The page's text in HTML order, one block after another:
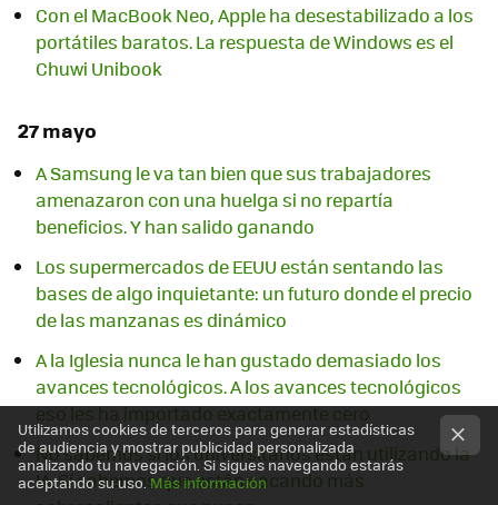
Con el MacBook Neo, Apple ha desestabilizado a los
portátiles baratos. La respuesta de Windows es el
Chuwi Unibook
27 mayo
A Samsung le va tan bien que sus trabajadores
amenazaron con una huelga si no repartía
beneficios. Y han salido ganando
Los supermercados de EEUU están sentando las
bases de algo inquietante: un futuro donde el precio
de las manzanas es dinámico
A la Iglesia nunca le han gustado demasiado los
avances tecnológicos. A los avances tecnológicos
eso les ha importado exactamente cero
No sabemos si los universitarios están utilizando la
IA. Sí sabemos que están sacando más
Utilizamos cookies de terceros para generar estadísticas
de audiencia y mostrar publicidad personalizada
analizando tu navegación. Si sigues navegando estarás
aceptando su uso.Más información